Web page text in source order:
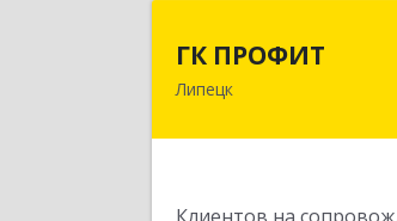
ГК ПРОФИТ
Липецк398001,